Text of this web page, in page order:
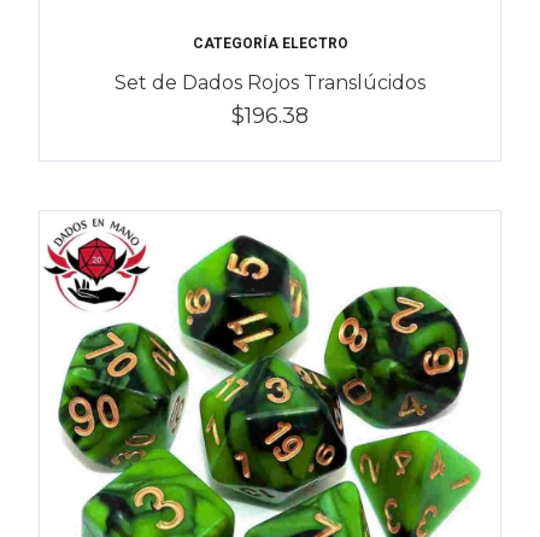
CATEGORÍA ELECTRO
Set de Dados Rojos Translúcidos
$196.38